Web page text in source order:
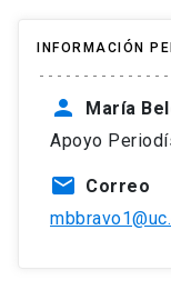
INFORMACIÓN
person
María
Apoyo
mail Correo